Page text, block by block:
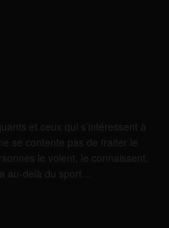
et ceux qui s’intéressent à
se contente pas de traiter le
le voient, le connaissent,
au-delà du sport…